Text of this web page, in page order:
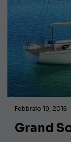
Febbraio 19, 2016
Grand